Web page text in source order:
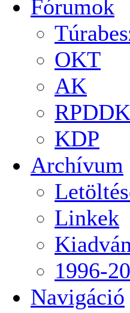
Fórumok
OKT
AK
RPDDK
KDP
Archívum
Linkek
1996-
Navigáció